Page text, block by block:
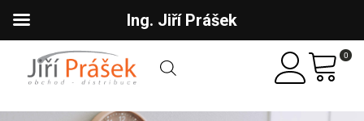
0
Ing. Jiří Prášek